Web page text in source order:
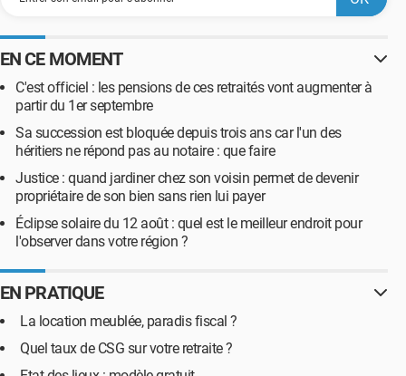
EN CE MOMENT
C'est officiel : les pensions de ces retraités vont augmenter à
partir du 1er septembre
Sa succession est bloquée depuis trois ans car l'un des
héritiers ne répond pas au notaire : que faire
Justice : quand jardiner chez son voisin permet de devenir
propriétaire de son bien sans rien lui payer
Éclipse solaire du 12 août : quel est le meilleur endroit pour
l'observer dans votre région ?
EN PRATIQUE
La location meublée, paradis fiscal ?
Quel taux de CSG sur votre retraite ?